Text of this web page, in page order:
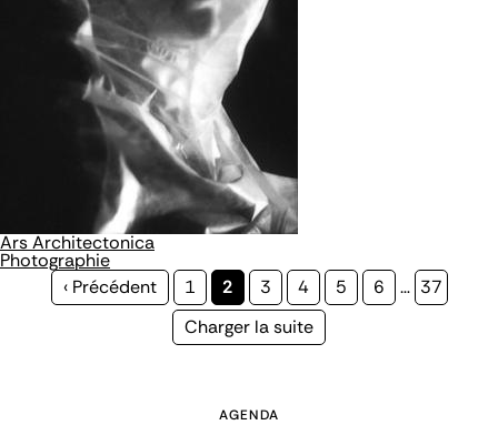
Ars Architectonica
Photographie
Page
‹ Précédent Page
1
Page
courante
2 Page
3 Page
4 Page
5 Page
6 … Page
37
Page
Charger la suite
AGENDA